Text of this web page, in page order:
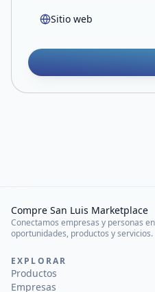
Sitio web
Compre San Luis Marketplace
Conectamos empresas y personas
oportunidades, productos y servicios.
EXPLORAR
Productos
Empresas